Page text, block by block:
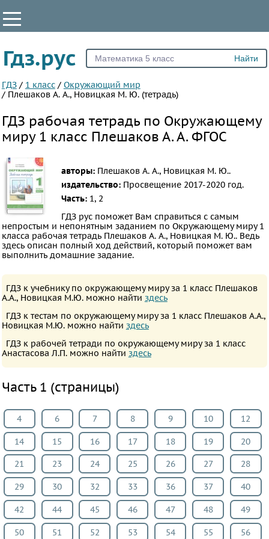
Все
1
3
4
ПРЕДМЕТЫ
Все
предметы
Математика
Английский
язык
Информатика
Музыка
ИЗО
Литература
Окружающий
мир
мир
Технология
Мир
природы
и
человека
Физкультура
Гдз.рус
ГДЗ / 1 класс / Окружающий мир
/ Плешаков А. А., Новицкая М. Ю. (тетрадь)
ГДЗ рабочая тетрадь по Окружающему
миру 1 класс Плешаков А. А. ФГОС
авторы: Плешаков А. А., Новицкая М. Ю..
издательство: Просвещение2017-2020 год.
Часть:1, 2
ГДЗ рус поможет Вам справиться с самым
непростым и непонятным заданием по Окружающему миру 1
класса рабочая тетрадь Плешаков А. А., Новицкая М. Ю.. Ведь
здесь описан полный ход действий, который поможет вам
выполнить домашние задание.
ГДЗ к учебнику по окружающему миру за 1 класс Плешаков
А.А., Новицкая М.Ю. можно найти здесь
ГДЗ к тестам по окружающему миру за 1 класс Плешаков А.А.,
Новицкая М.Ю. можно найти здесь
ГДЗ к рабочей тетради по окружающему миру за 1 класс
Анастасова Л.П. можно найти здесь
Часть 1 (страницы)
4 6 7 8 9 10 12
14 15 16 17 18 19 20
21 23 24 25 26 27 28
29 30 32 33 36 37 40
42 44 45 46 47 48 49
50 51 52 53 54 55 56